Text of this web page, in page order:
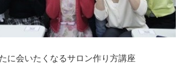
に会いたくなるサロン作り方講座